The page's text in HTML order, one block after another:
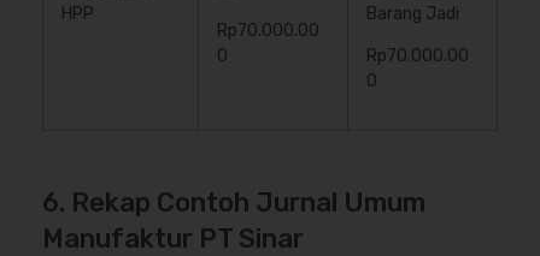
HPP
Rp70.000.00
0
Barang Jadi
Rp70.000.00
0
6. Rekap Contoh Jurnal Umum
Manufaktur PT Sinar